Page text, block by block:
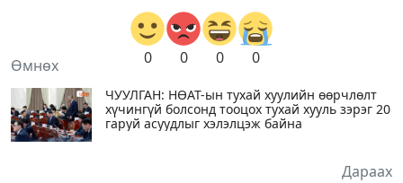
0 0 0 0
Өмнөх
ЧУУЛГАН: НӨАТ-ын тухай хуулийн өөрчлөлт
хүчингүй болсонд тооцох тухай хууль зэрэг 20
гаруй асуудлыг хэлэлцэж байна
Дараах